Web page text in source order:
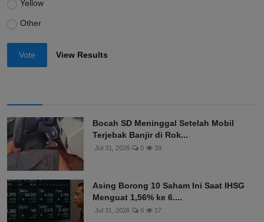
Yellow
Other
Vote View Results
Bocah SD Meninggal Setelah Mobil
Terjebak Banjir di Rok...
Jul 31, 2026 0 39
Asing Borong 10 Saham Ini Saat IHSG
Menguat 1,56% ke 6....
Jul 31, 2026 0 17